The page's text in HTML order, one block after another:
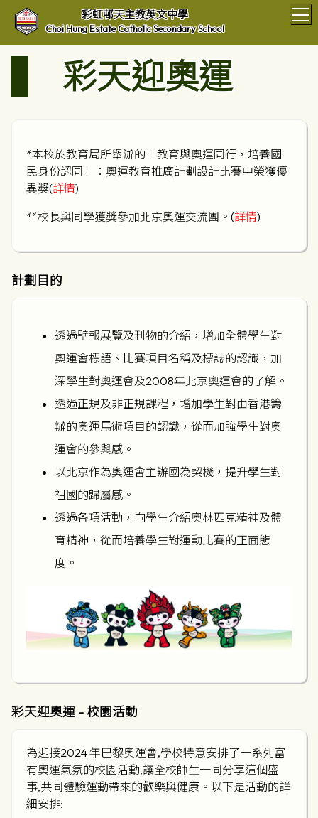
彩虹邨天主教英文中學
Choi Hung Estate Catholic Secondary School
彩天迎奧運
*本校於教育局所舉辦的「教育與奧運同行，培養國
民身份認同」：奧運教育推廣計劃設計比賽中榮獲優
異獎(詳情)
**校長與同學獲獎參加北京奧運交流團。(詳情)
計劃目的
透過壁報展覽及刊物的介紹，增加全體學生對
奧運會標語、比賽項目名稱及標誌的認識，加
深學生對奧運會及2008年北京奧運會的了解。
透過正規及非正規課程，增加學生對由香港籌
辦的奧運馬術項目的認識，從而加強學生對奧
運會的參與感。
以北京作為奧運會主辦國為契機，提升學生對
祖國的歸屬感。
透過各項活動，向學生介紹奧林匹克精神及體
育精神，從而培養學生對運動比賽的正面態
度。
彩天迎奧運 - 校園活動
為迎接2024 年巴黎奧運會,學校特意安排了一系列富
有奧運氣氛的校園活動,讓全校師生一同分享這個盛
事,共同體驗運動帶來的歡樂與健康。以下是活動的詳
細安排: